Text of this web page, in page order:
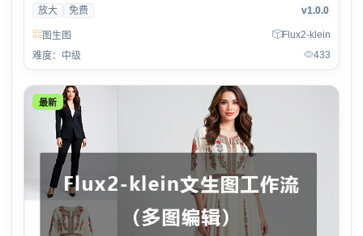
放大 免费 v1.0.0
图生图
Flux2-klein
难度：中级
433
最新